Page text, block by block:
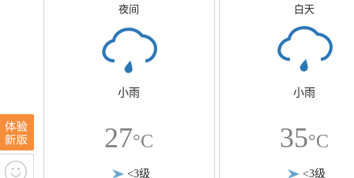
夜间
小雨
27°C
<3级
白天
小雨
35°C
<3级